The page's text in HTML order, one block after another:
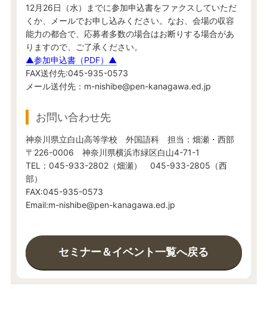
12月26日（水）までに参加申込書をファクスしていただ
くか、メールでお申し込みください。なお、会場の収容
能力の都合で、応募者多数の場合はお断りする場合があ
りますので、ご了承ください。
▲参加申込書（PDF）▲
FAX送付先:045-935-0573
メール送付先：m-nishibe@pen-kanagawa.ed.jp
お問い合わせ先
神奈川県立白山高等学校 外国語科 担当：畑瀬・西部
〒226-0006 神奈川県横浜市緑区白山4-71-1
TEL：045-933-2802（畑瀬） 045-933-2805（西
部）
FAX:045-935-0573
Email:m-nishibe@pen-kanagawa.ed.jp
セミナー＆イベント一覧へ戻る